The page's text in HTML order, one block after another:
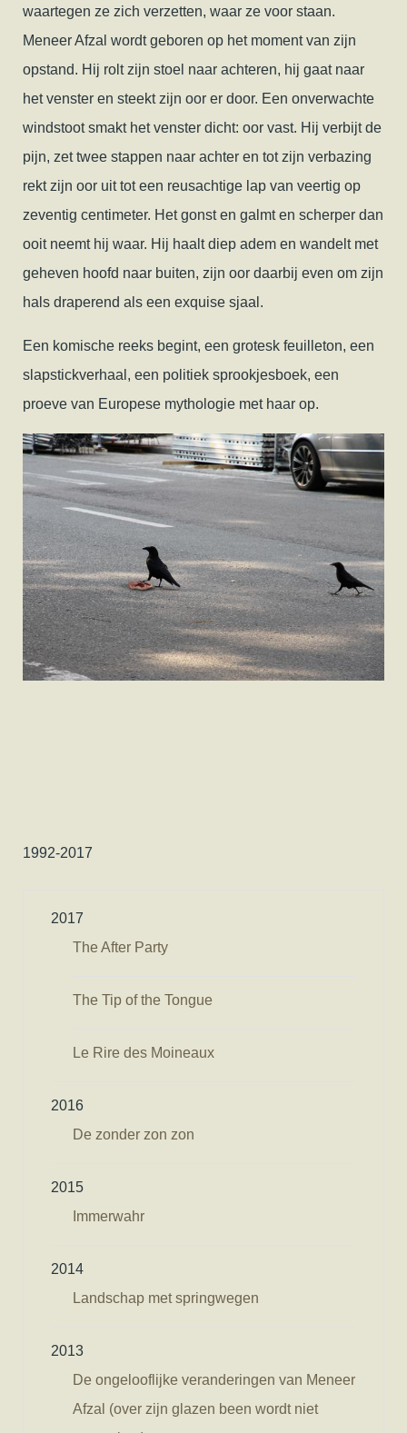
waartegen ze zich verzetten, waar ze voor staan.
Meneer Afzal wordt geboren op het moment van zijn
opstand. Hij rolt zijn stoel naar achteren, hij gaat naar
het venster en steekt zijn oor er door. Een onverwachte
windstoot smakt het venster dicht: oor vast. Hij verbijt de
pijn, zet twee stappen naar achter en tot zijn verbazing
rekt zijn oor uit tot een reusachtige lap van veertig op
zeventig centimeter. Het gonst en galmt en scherper dan
ooit neemt hij waar. Hij haalt diep adem en wandelt met
geheven hoofd naar buiten, zijn oor daarbij even om zijn
hals draperend als een exquise sjaal.
Een komische reeks begint, een grotesk feuilleton, een
slapstickverhaal, een politiek sprookjesboek, een
proeve van Europese mythologie met haar op.
1992-2017
2017
The After Party
The Tip of the Tongue
Le Rire des Moineaux
2016
De zonder zon zon
2015
Immerwahr
2014
Landschap met springwegen
2013
De ongelooflijke veranderingen van Meneer
Afzal (over zijn glazen been wordt niet